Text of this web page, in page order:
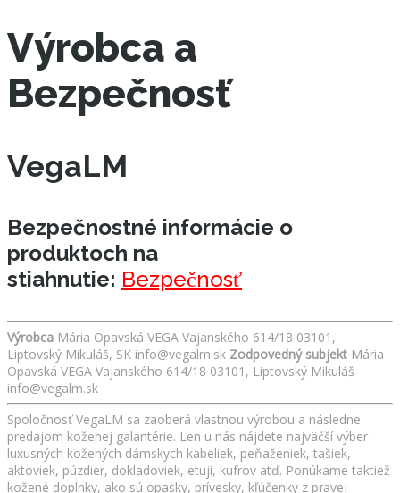
Výrobca a
Bezpečnosť
VegaLM
Bezpečnostné informácie o
produktoch na
stiahnutie: Bezpečnosť
Výrobca Mária Opavská VEGA Vajanského 614/18 03101,
Liptovský Mikuláš, SK info@vegalm.sk Zodpovedný subjekt Mária
Opavská VEGA Vajanského 614/18 03101, Liptovský Mikuláš
info@vegalm.sk
Spoločnosť VegaLM sa zaoberá vlastnou výrobou a následne
predajom koženej galantérie. Len u nás nájdete najväčší výber
luxusných kožených dámskych kabeliek, peňaženiek, tašiek,
aktoviek, púzdier, dokladoviek, etují, kufrov atď. Ponúkame taktiež
kožené doplnky, ako sú opasky, prívesky, kľúčenky z pravej